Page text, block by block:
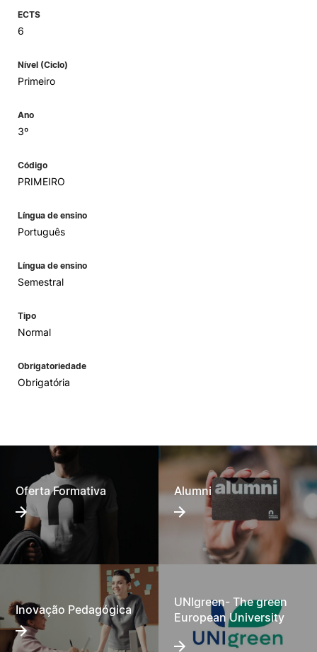
ECTS
6
Nível (Ciclo)
Primeiro
Ano
3º
Código
PRIMEIRO
Língua de ensino
Português
Língua de ensino
Semestral
Tipo
Normal
Obrigatoriedade
Obrigatória
Oferta Formativa Alumni
Inovação Pedagógica
UNIgreen- The green
European University